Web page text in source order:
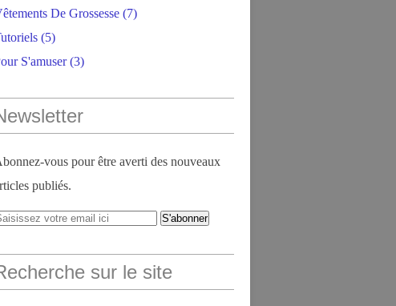
De Grossesse (7)
(5)
S'amuser(3)
vous pour être averti des nouveaux
publiés.
sur le site